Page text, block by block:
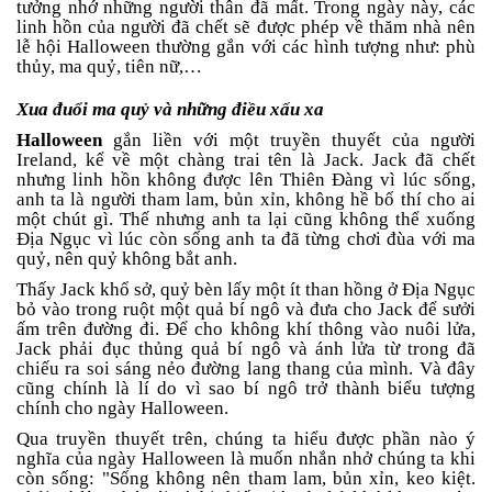
tưởng nhớ những người thân đã mất. Trong ngày này, các
linh hồn của người đã chết sẽ được phép về thăm nhà nên
lễ hội Halloween thường gắn với các hình tượng như: phù
thủy, ma quỷ, tiên nữ,…
Xua đuổi ma quỷ và những điều xấu xa
Halloween gắn liền với một truyền thuyết của người
Ireland, kể về một chàng trai tên là Jack. Jack đã chết
nhưng linh hồn không được lên Thiên Đàng vì lúc sống,
anh ta là người tham lam, bủn xỉn, không hề bố thí cho ai
một chút gì. Thế nhưng anh ta lại cũng không thể xuống
Địa Ngục vì lúc còn sống anh ta đã từng chơi đùa với ma
quỷ, nên quỷ không bắt anh.
Thấy Jack khổ sở, quỷ bèn lấy một ít than hồng ở Địa Ngục
bỏ vào trong ruột một quả bí ngô và đưa cho Jack để sưởi
ấm trên đường đi. Để cho không khí thông vào nuôi lửa,
Jack phải đục thủng quả bí ngô và ánh lửa từ trong đã
chiếu ra soi sáng nẻo đường lang thang của mình. Và đây
cũng chính là lí do vì sao bí ngô trở thành biểu tượng
chính cho ngày Halloween.
Qua truyền thuyết trên, chúng ta hiểu được phần nào ý
nghĩa của ngày Halloween là muốn nhắn nhở chúng ta khi
còn sống: "Sống không nên tham lam, bủn xỉn, keo kiệt.